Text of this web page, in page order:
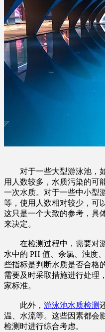
对于一些大型游泳池，如
用人数较多，水质污染的可
一次水质。对于一些中小型
等，使用人数相对较少，可
这只是一个大致的参考，具
来决定。
在检测过程中，需要对游
水中的 PH 值、余氯、浊度
些指标是判断水质是否合格
需要及时采取措施进行处理
家标准。
此外， 游泳池水质检测
温、水流等。这些因素都会
检测时进行综合考虑。